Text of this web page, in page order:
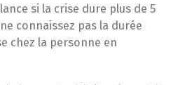
si la crise dure plus de 5
connaissez pas la durée
chez la personne en